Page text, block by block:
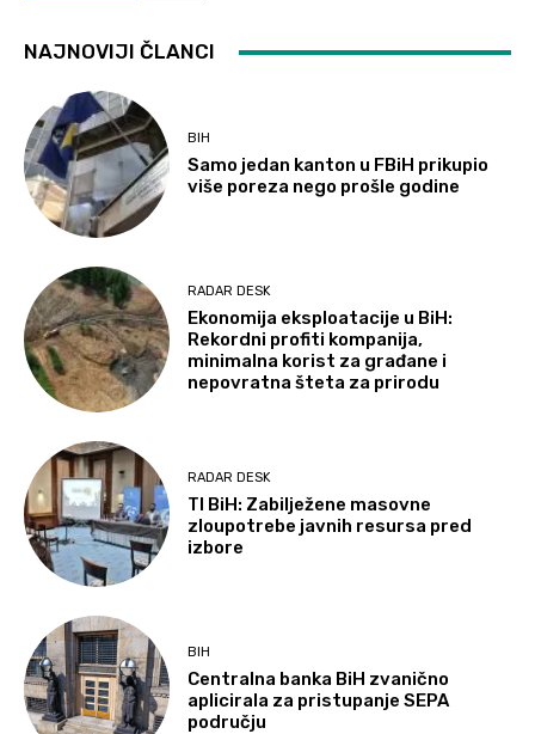
NAJNOVIJI ČLANCI
BIH
Samo jedan kanton u FBiH prikupio
više poreza nego prošle godine
RADAR DESK
Ekonomija eksploatacije u BiH:
Rekordni profiti kompanija,
minimalna korist za građane i
nepovratna šteta za prirodu
RADAR DESK
TI BiH: Zabilježene masovne
zloupotrebe javnih resursa pred
izbore
BIH
Centralna banka BiH zvanično
aplicirala za pristupanje SEPA
području